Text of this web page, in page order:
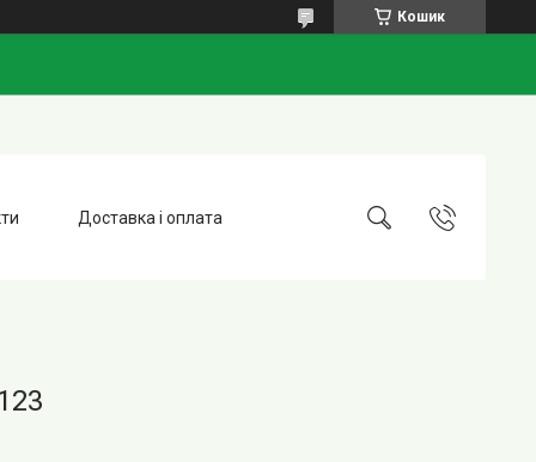
Кошик
Доставка і оплата